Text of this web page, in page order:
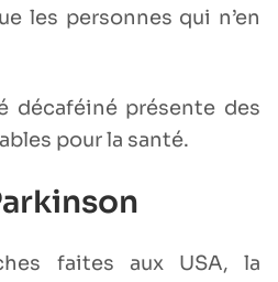
les personnes qui n’en
décaféiné présente des
pour la santé.
faites aux USA, la